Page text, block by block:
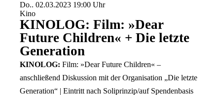
Do.. 02.03.2023 19:00 Uhr
Kino
KINOLOG: Film: »Dear
Future Children« + Die letzte
Generation
KINOLOG: Film: »Dear Future Children« –
anschließend Diskussion mit der Organisation „Die letzte
Generation“ | Eintritt nach Soliprinzip/auf Spendenbasis